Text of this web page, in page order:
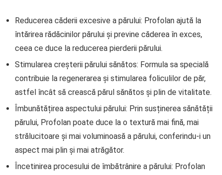
Reducerea căderii excesive a părului: Profolan ajută la
întărirea rădăcinilor părului și previne căderea în exces,
ceea ce duce la reducerea pierderii părului.
Stimularea creșterii părului sănătos: Formula sa specială
contribuie la regenerarea și stimularea foliculilor de păr,
astfel încât să crească părul sănătos și plin de vitalitate.
Îmbunătățirea aspectului părului: Prin susținerea sănătății
părului, Profolan poate duce la o textură mai fină, mai
strălucitoare și mai voluminoasă a părului, conferindu-i un
aspect mai plin și mai atrăgător.
Încetinirea procesului de îmbătrânire a părului: Profolan